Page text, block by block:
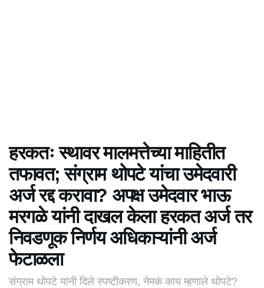
हरकतः स्थावर मालमत्तेच्या माहितीत
तफावत; संग्राम थोपटे यांचा उमेदवारी
अर्ज रद्द करावा? अपक्ष उमेदवार भाऊ
मरगळे यांनी दाखल केला हरकत अर्ज तर
निवडणूक निर्णय अधिकाऱ्यांनी अर्ज
फेटाळला
संग्राम थोपटे यांनी दिले स्पष्टीकरण, नेमकं काय म्हणाले थोपटे?